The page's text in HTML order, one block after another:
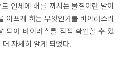
로 인체에 해를 끼치는 물질이란 말이
아프게 하는 무엇인가를 바이러스라
되어 바이러스를 직접 확인할 수 있
자세히 알게 되었다.